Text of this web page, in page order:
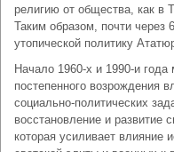
религию от общества, как в
Таким образом, почти через
утопической политику
Начало 1960-х и 1990-и года
постепенного возрождения
социально-политических
восстановление и развитие
которая усиливает влияние